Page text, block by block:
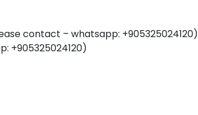
contact – whatsapp: +905325024120)
+905325024120)